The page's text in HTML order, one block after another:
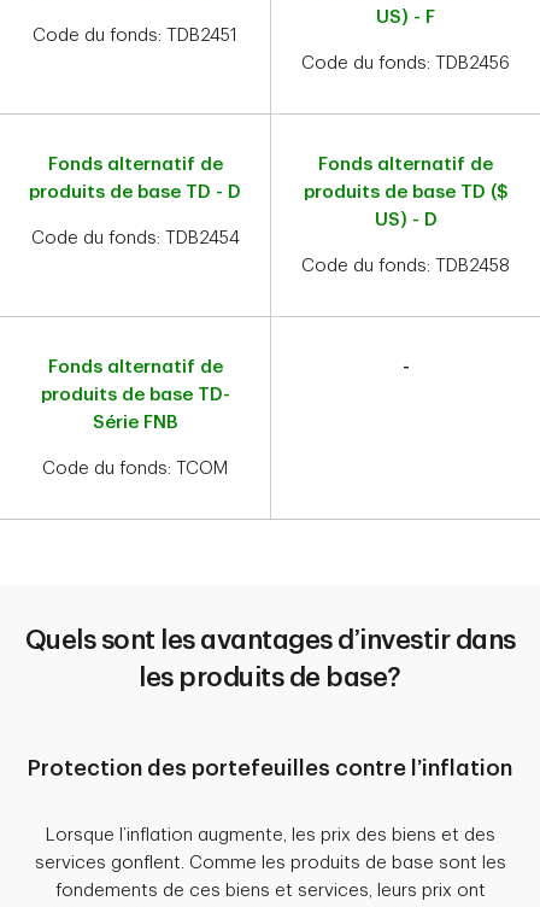
Code du fonds: TDB2451
US) - F
Code du fonds: TDB2456
Fonds alternatif de
produits de base TD - D
Code du fonds: TDB2454
Fonds alternatif de
produits de base TD ($
US) - D
Code du fonds: TDB2458
Fonds alternatif de
produits de base TD-
Série FNB
Code du fonds: TCOM
-
Quels sont les avantages d’investir dans
les produits de base?
Protection des portefeuilles contre l’inflation
Lorsque l’inflation augmente, les prix des biens et des
services gonflent. Comme les produits de base sont les
fondements de ces biens et services, leurs prix ont